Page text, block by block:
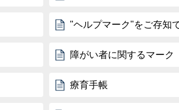
"ヘルプマーク"をご存知
障がい者に関するマーク
療育手帳